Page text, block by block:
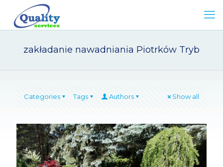
zakładanie nawadniania Piotrków Tryb
Categories Tags Authors Show all